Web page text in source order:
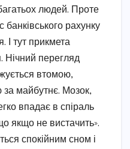
людей. Проте
банківського рахунку
І тут прикмета
Нічний перегляд
втомою,
за майбутнє. Мозок,
впадає в спіраль
якщо не вистачить».
спокійним сном і